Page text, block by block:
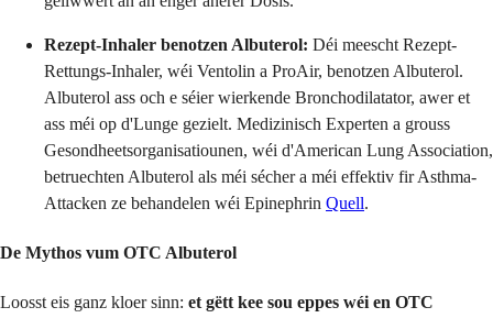
Rezept-Inhaler benotzen Albuterol: Déi meescht Rezept-
Rettungs-Inhaler, wéi Ventolin a ProAir, benotzen Albuterol.
Albuterol ass och e séier wierkende Bronchodilatator, awer et
ass méi op d'Lunge gezielt. Medizinisch Experten a grouss
Gesondheetsorganisatiounen, wéi d'American Lung Association,
betruechten Albuterol als méi sécher a méi effektiv fir Asthma-
Attacken ze behandelen wéi Epinephrin Quell.
De Mythos vum OTC Albuterol
Loosst eis ganz kloer sinn: et gëtt kee sou eppes wéi en OTC